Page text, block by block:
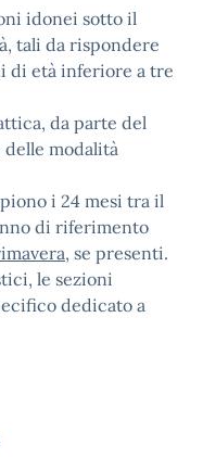
idonei sotto il
tali da rispondere
di età inferiore a tre
da parte del
modalità
i 24 mesi tra il
di riferimento
, se presenti.
le sezioni
dedicato a